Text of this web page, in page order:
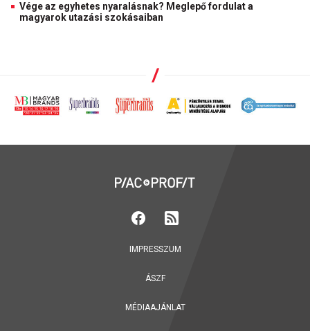
Vége az egyhetes nyaralásnak? Meglepő fordulat a
magyarok utazási szokásaiban
IMPRESSZUM
ÁSZF
MÉDIAAJÁNLAT